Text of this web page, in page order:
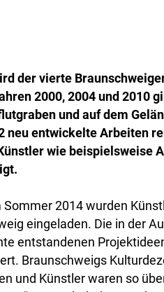
der vierte
2000, 2004 und 2010
und auf dem
neu entwickelte Arbeiten
wie beispielsweise
2014 wurden
eingeladen. Die in der
entstandenen
Braunschweigs
und Künstler waren so